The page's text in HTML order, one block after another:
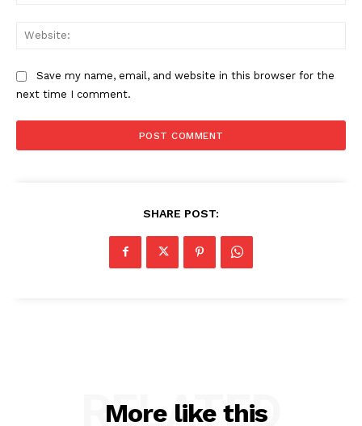
Save my name, email, and website in this browser for the
next time I comment.
SHARE POST:
More like this
RELATED